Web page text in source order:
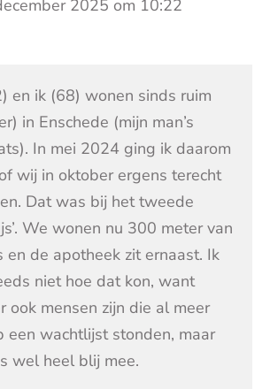
2025 om 10:22
en ik (68) wonen sinds ruim
in Enschede (mijn man’s
In mei 2024 ging ik daarom
wij in oktober ergens terecht
Dat was bij het tweede
We wonen nu 300 meter van
en de apotheek zit ernaast. Ik
niet hoe dat kon, want
ook mensen zijn die al meer
een wachtlijst stonden, maar
wel heel blij mee.